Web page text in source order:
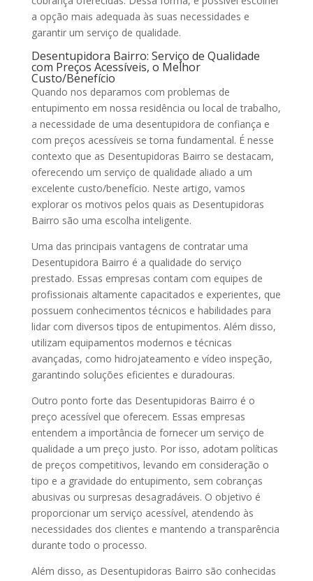
a opção mais adequada às suas necessidades e
garantir um serviço de qualidade.
Desentupidora Bairro: Serviço de Qualidade
com Preços Acessíveis, o Melhor
Custo/Benefício
Quando nos deparamos com problemas de
entupimento em nossa residência ou local de trabalho,
a necessidade de uma desentupidora de confiança e
com preços acessíveis se torna fundamental. É nesse
contexto que as Desentupidoras Bairro se destacam,
oferecendo um serviço de qualidade aliado a um
excelente custo/benefício. Neste artigo, vamos
explorar os motivos pelos quais as Desentupidoras
Bairro são uma escolha inteligente.
Uma das principais vantagens de contratar uma
Desentupidora Bairro é a qualidade do serviço
prestado. Essas empresas contam com equipes de
profissionais altamente capacitados e experientes, que
possuem conhecimentos técnicos e habilidades para
lidar com diversos tipos de entupimentos. Além disso,
utilizam equipamentos modernos e técnicas
avançadas, como hidrojateamento e vídeo inspeção,
garantindo soluções eficientes e duradouras.
Outro ponto forte das Desentupidoras Bairro é o
preço acessível que oferecem. Essas empresas
entendem a importância de fornecer um serviço de
qualidade a um preço justo. Por isso, adotam políticas
de preços competitivos, levando em consideração o
tipo e a gravidade do entupimento, sem cobranças
abusivas ou surpresas desagradáveis. O objetivo é
proporcionar um serviço acessível, atendendo às
necessidades dos clientes e mantendo a transparência
durante todo o processo.
Além disso, as Desentupidoras Bairro são conhecidas